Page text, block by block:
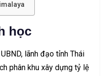
học
lãnh đạo tỉnh Thái
phân khu xây dựng tỷ lệ